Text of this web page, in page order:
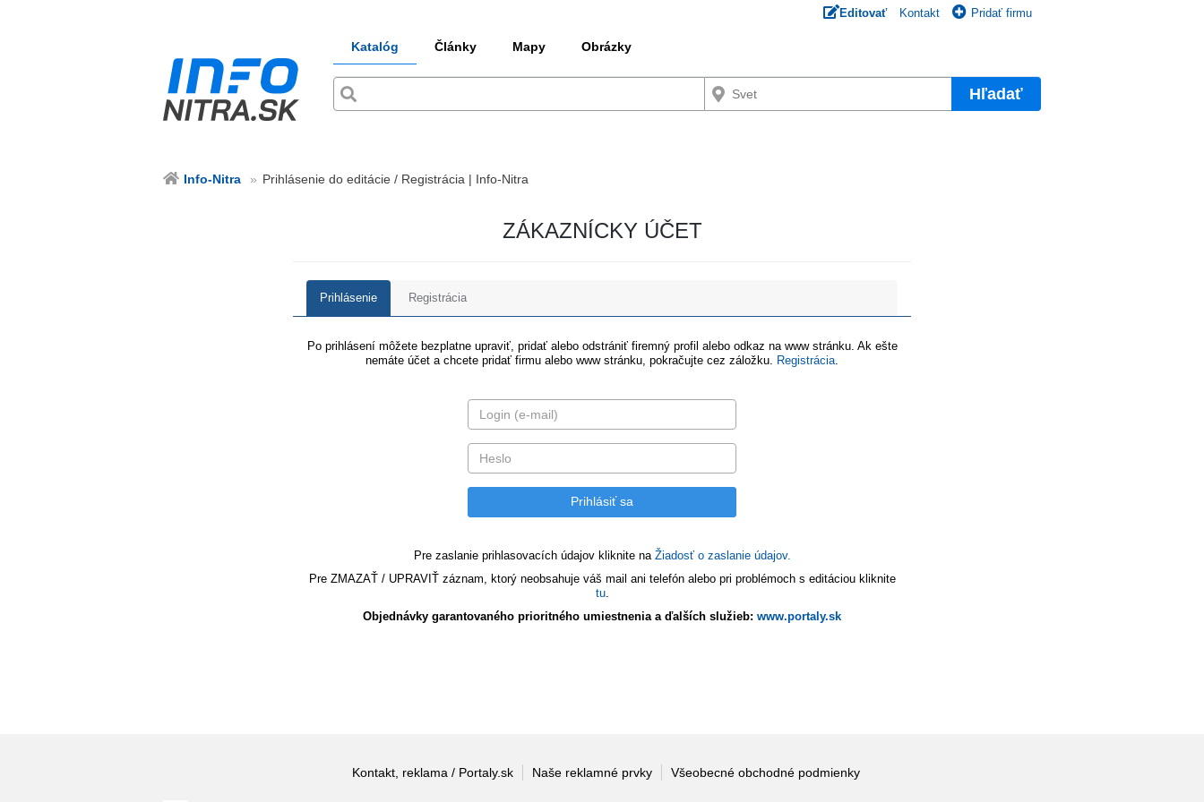
Editovať Kontakt Pridať firmu
Katalóg Články Mapy Obrázky
Hľadať
Info-Nitra Prihlásenie do editácie / Registrácia | Info-Nitra
ZÁKAZNÍCKY ÚČET
Prihlásenie Registrácia
Po prihlásení môžete bezplatne upraviť, pridať alebo odstrániť firemný profil alebo odkaz na www stránku. Ak ešte
nemáte účet a chcete pridať firmu alebo www stránku, pokračujte cez záložku.
Registrácia
Pre zaslanie prihlasovacích údajov kliknite na Žiadosť o zaslanie údajov.
Pre ZMAZAŤ / UPRAVIŤ záznam, ktorý neobsahuje váš mail ani telefón alebo pri problémoch s editáciou kliknite
tu.
Objednávky garantovaného prioritného umiestnenia a ďalších služieb: www.portaly.sk
Kontakt, reklama / Portaly.sk Naše reklamné prvky Všeobecné obchodné podmienky